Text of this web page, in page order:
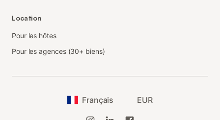
Location
Pour les hôtes
Pour les agences (30+ biens)
Français EUR